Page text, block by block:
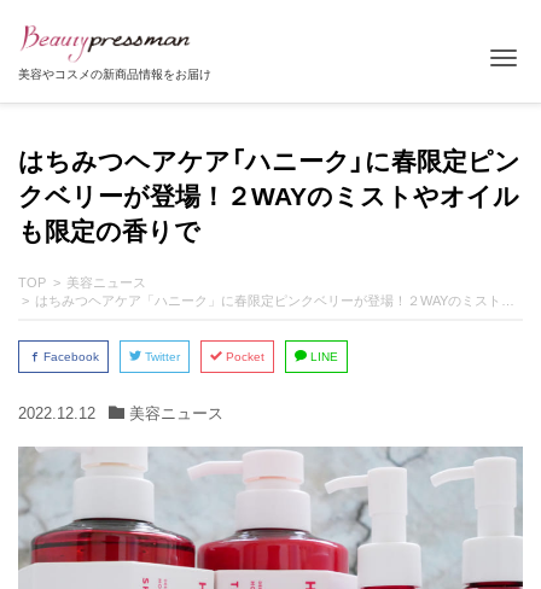
美容やコスメの新商品情報をお届け
はちみつヘアケア「ハニーク」に春限定ピン
クベリーが登場！２WAYのミストやオイル
も限定の香りで
TOP
美容ニュース
はちみつヘアケア「ハニーク」に春限定ピンクベリーが登場！２WAYのミストやオイルも限定の香りで
Facebook Twitter Pocket LINE
2022.12.12 美容ニュース